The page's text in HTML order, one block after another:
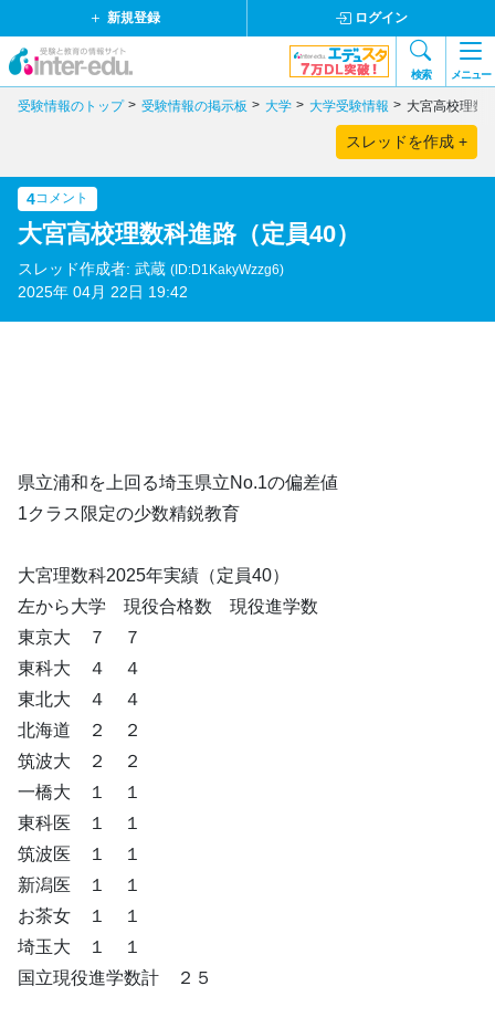
新規登録 ログイン
検索 メニュー
受験情報のトップ 受験情報の掲示板 大学 大学受験情報 大宮高校理数
スレッドを作成 +
4コメント
大宮高校理数科進路（定員40）
スレッド作成者: 武蔵 (ID:D1KakyWzzg6)
2025年 04月 22日 19:42
県立浦和を上回る埼玉県立No.1の偏差値
1クラス限定の少数精鋭教育
大宮理数科2025年実績（定員40）
左から大学 現役合格数 現役進学数
東京大 ７ ７
東科大 ４ ４
東北大 ４ ４
北海道 ２ ２
筑波大 ２ ２
一橋大 １ １
東科医 １ １
筑波医 １ １
新潟医 １ １
お茶女 １ １
埼玉大 １ １
国立現役進学数計 ２５